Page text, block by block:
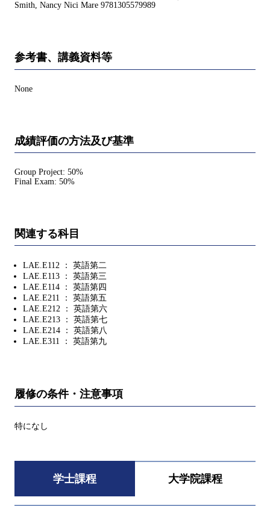
Smith, Nancy Nici Mare 9781305579989
参考書、講義資料等
None
成績評価の方法及び基準
Group Project: 50%
Final Exam: 50%
関連する科目
LAE.E112 ： 英語第二
LAE.E113 ： 英語第三
LAE.E114 ： 英語第四
LAE.E211 ： 英語第五
LAE.E212 ： 英語第六
LAE.E213 ： 英語第七
LAE.E214 ： 英語第八
LAE.E311 ： 英語第九
履修の条件・注意事項
特になし
学士課程 大学院課程